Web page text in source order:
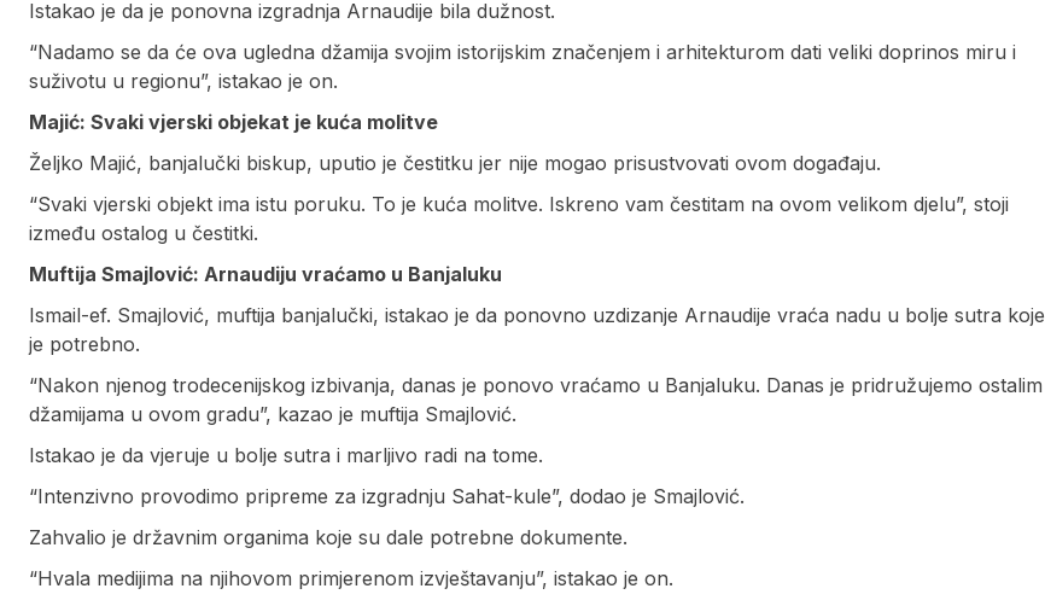
Istakao je da je ponovna izgradnja Arnaudije bila dužnost.
“Nadamo se da će ova ugledna džamija svojim istorijskim značenjem i arhitekturom dati veliki doprinos miru i
suživotu u regionu”, istakao je on.
Majić: Svaki vjerski objekat je kuća molitve
Željko Majić, banjalučki biskup, uputio je čestitku jer nije mogao prisustvovati ovom događaju.
“Svaki vjerski objekt ima istu poruku. To je kuća molitve. Iskreno vam čestitam na ovom velikom djelu”, stoji
između ostalog u čestitki.
Muftija Smajlović: Arnaudiju vraćamo u Banjaluku
Ismail-ef. Smajlović, muftija banjalučki, istakao je da ponovno uzdizanje Arnaudije vraća nadu u bolje sutra koje
je potrebno.
“Nakon njenog trodecenijskog izbivanja, danas je ponovo vraćamo u Banjaluku. Danas je pridružujemo ostalim
džamijama u ovom gradu”, kazao je muftija Smajlović.
Istakao je da vjeruje u bolje sutra i marljivo radi na tome.
“Intenzivno provodimo pripreme za izgradnju Sahat-kule”, dodao je Smajlović.
Zahvalio je državnim organima koje su dale potrebne dokumente.
“Hvala medijima na njihovom primjerenom izvještavanju”, istakao je on.